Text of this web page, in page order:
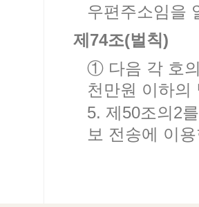
우편주소임을
제74조(벌칙)
① 다음 각 호
천만원 이하의
5. 제50조의2
보 전송에 이